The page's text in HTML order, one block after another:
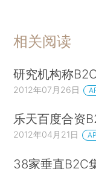
相关阅读
研究机构称
2012年07月26日
乐天百度合资
2012年04月21日
38家垂直B2C